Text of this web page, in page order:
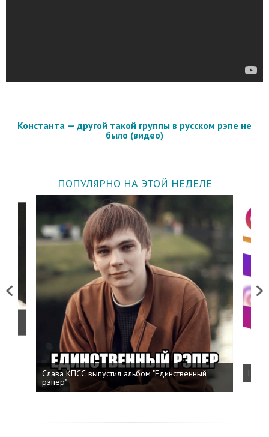
Константа — другой такой группы в русском рэпе не
было (видео)
ПОПУЛЯРНО НА ЭТОЙ НЕДЕЛЕ
Previous
Слава КПСС выпустил альбом "Единственный
рэпер"
Next